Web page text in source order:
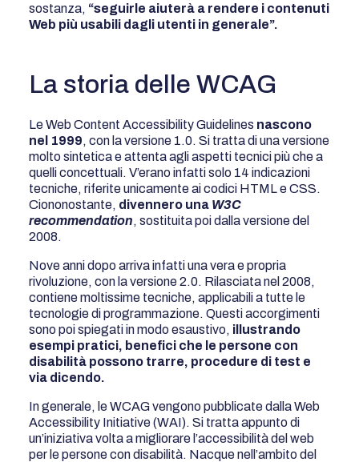
sostanza, “seguirle aiuterà a rendere i contenuti
Web più usabili dagli utenti in generale”.
La storia delle WCAG
Le Web Content Accessibility Guidelines nascono
nel 1999, con la versione 1.0. Si tratta di una versione
molto sintetica e attenta agli aspetti tecnici più che a
quelli concettuali. V’erano infatti solo 14 indicazioni
tecniche, riferite unicamente ai codici HTML e CSS.
Ciononostante, divennero una W3C
recommendation, sostituita poi dalla versione del
2008.
Nove anni dopo arriva infatti una vera e propria
rivoluzione, con la versione 2.0. Rilasciata nel 2008,
contiene moltissime tecniche, applicabili a tutte le
tecnologie di programmazione. Questi accorgimenti
sono poi spiegati in modo esaustivo, illustrando
esempi pratici, benefici che le persone con
disabilità possono trarre, procedure di test e
via dicendo.
In generale, le WCAG vengono pubblicate dalla Web
Accessibility Initiative (WAI). Si tratta appunto di
un’iniziativa volta a migliorare l’accessibilità del web
per le persone con disabilità. Nacque nell’ambito del